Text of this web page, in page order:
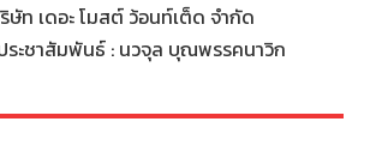
ษัท เดอะ โมสต์ ว้อนท์เต็ด จำกัด
ะชาสัมพันธ์ : นวจุล บุณพรรคนาวิก